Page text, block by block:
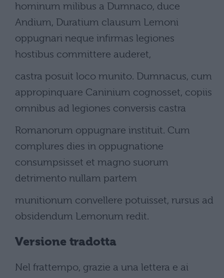
hominum milibus a Dumnaco, duce
Andium, Duratium clausum Lemoni
oppugnari neque infirmas legiones
hostibus committere auderet,
castra posuit loco munito. Dumnacus, cum
appropinquare Caninium cognosset, copiis
omnibus ad legiones conversis castra
Romanorum oppugnare instituit. Cum
complures dies in oppugnatione
consumpsisset et magno suorum
detrimento nullam partem
munitionum convellere potuisset, rursus ad
obsidendum Lemonum redit.
Versione tradotta
Nel frattempo, grazie a una lettera e ai